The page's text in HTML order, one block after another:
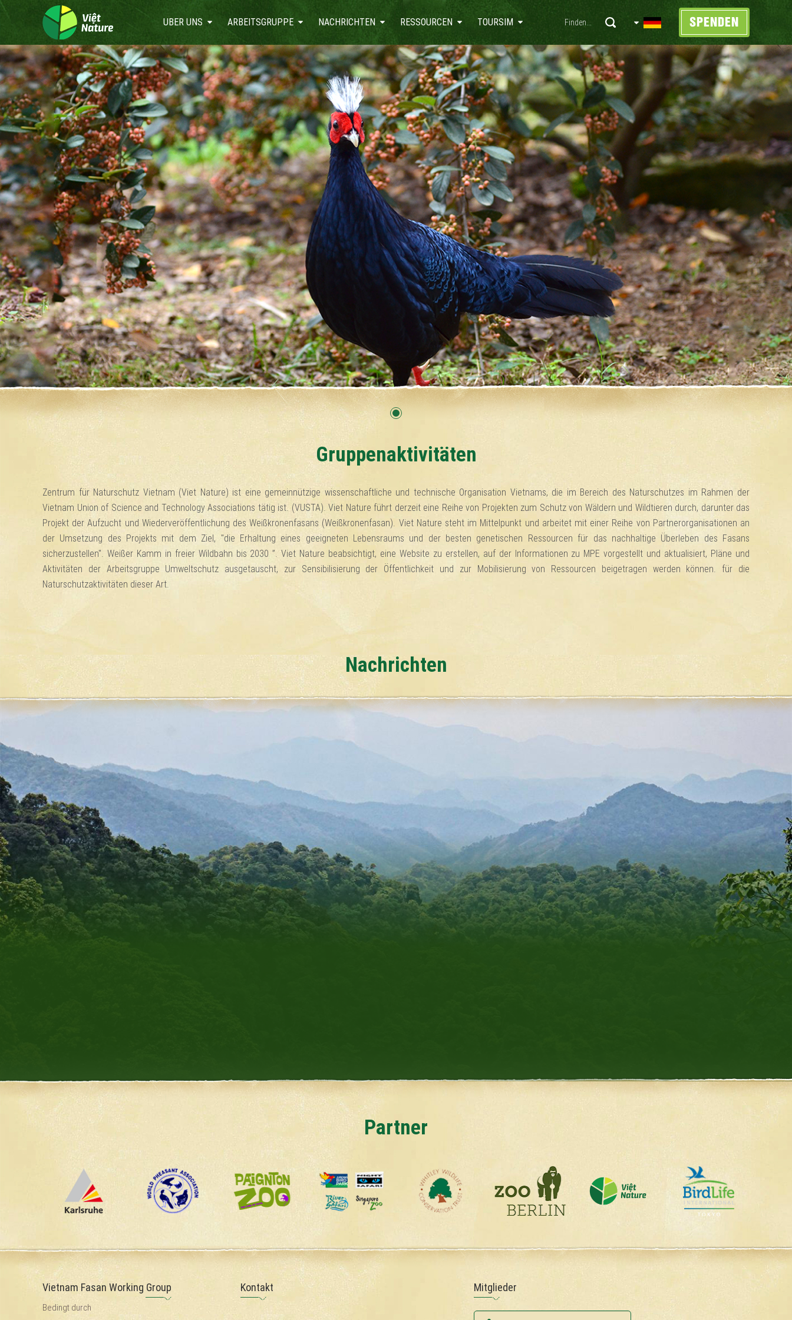
UBER UNS ARBEITSGRUPPE NACHRICHTEN RESSOURCEN TOURSIM SPENDEN
Gruppenaktivitäten
Zentrum für Naturschutz Vietnam (Viet Nature) ist eine gemeinnützige wissenschaftliche und technische Organisation Vietnams, die im Bereich des Naturschutzes im Rahmen der
Vietnam Union of Science and Technology Associations tätig ist. (VUSTA). Viet Nature führt derzeit eine Reihe von Projekten zum Schutz von Wäldern und Wildtieren durch, darunter das
Projekt der Aufzucht und Wiederveröffentlichung des Weißkronenfasans (Weißkronenfasan). Viet Nature steht im Mittelpunkt und arbeitet mit einer Reihe von Partnerorganisationen an
der Umsetzung des Projekts mit dem Ziel, "die Erhaltung eines geeigneten Lebensraums und der besten genetischen Ressourcen für das nachhaltige Überleben des Fasans
sicherzustellen". Weißer Kamm in freier Wildbahn bis 2030 ”. Viet Nature beabsichtigt, eine Website zu erstellen, auf der Informationen zu MPE vorgestellt und aktualisiert, Pläne und
Aktivitäten der Arbeitsgruppe Umweltschutz ausgetauscht, zur Sensibilisierung der Öffentlichkeit und zur Mobilisierung von Ressourcen beigetragen werden können. für die
Naturschutzaktivitäten dieser Art.
Nachrichten
Partner
Vietnam Fasan Working Group
Bedingt durch
Kontakt Mitglieder